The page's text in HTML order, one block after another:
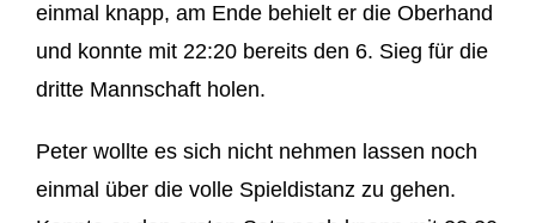
einmal knapp, am Ende behielt er die Oberhand
und konnte mit 22:20 bereits den 6. Sieg für die
dritte Mannschaft holen.
Peter wollte es sich nicht nehmen lassen noch
einmal über die volle Spieldistanz zu gehen.